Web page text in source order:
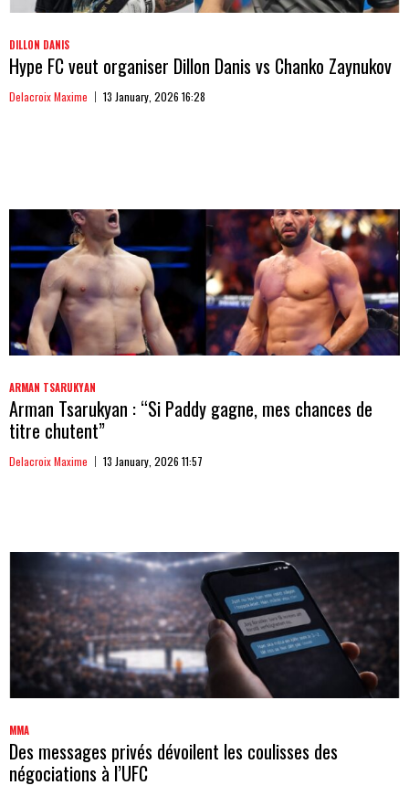
DILLON DANIS
Hype FC veut organiser Dillon Danis vs Chanko Zaynukov
Delacroix Maxime 13 January, 2026 16:28
ARMAN TSARUKYAN
Arman Tsarukyan : “Si Paddy gagne, mes chances de
titre chutent”
Delacroix Maxime 13 January, 2026 11:57
MMA
Des messages privés dévoilent les coulisses des
négociations à l’UFC